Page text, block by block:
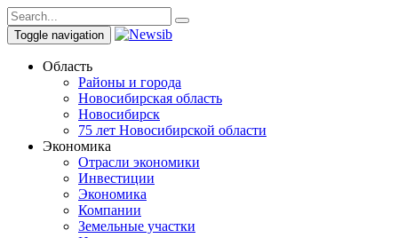
Toggle navigation
Область
Районы и города
Новосибирская область
Новосибирск
75 лет Новосибирской области
Экономика
Отрасли экономики
Инвестиции
Экономика
Компании
Земельные участки